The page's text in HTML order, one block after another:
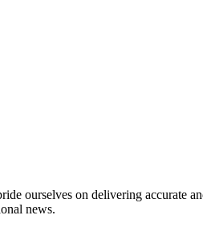
ourselves on delivering accurate
news.